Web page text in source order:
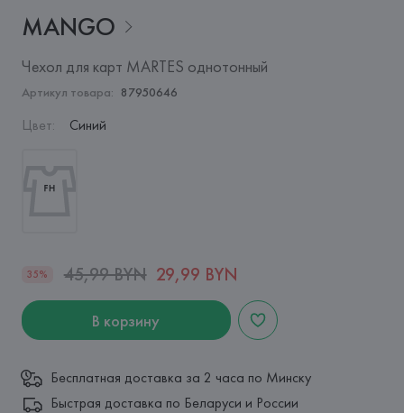
MANGO
Чехол для карт MARTES однотонный
Артикул товара: 87950646
Цвет: Синий
35% 45,99 BYN 29,99 BYN
В корзину
Бесплатная доставка за 2 часа по Минску
Быстрая доставка по Беларуси и России